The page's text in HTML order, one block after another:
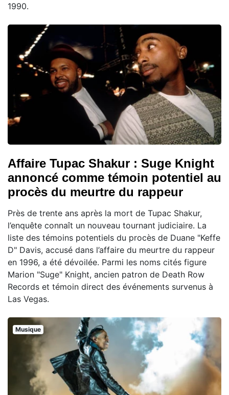
1990.
Affaire Tupac Shakur : Suge Knight
annoncé comme témoin potentiel au
procès du meurtre du rappeur
Près de trente ans après la mort de Tupac Shakur,
l’enquête connaît un nouveau tournant judiciaire. La
liste des témoins potentiels du procès de Duane "Keffe
D" Davis, accusé dans l’affaire du meurtre du rappeur
en 1996, a été dévoilée. Parmi les noms cités figure
Marion "Suge" Knight, ancien patron de Death Row
Records et témoin direct des événements survenus à
Las Vegas.
Musique